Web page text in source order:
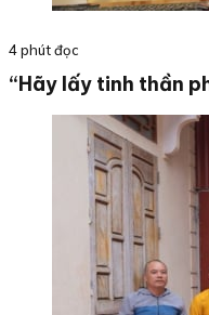
4 phút đọc
“Hãy lấy tinh thần